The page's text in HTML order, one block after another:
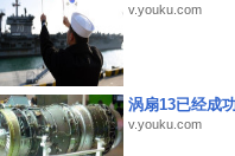
v.youku.com
涡扇13已经成
v.youku.com